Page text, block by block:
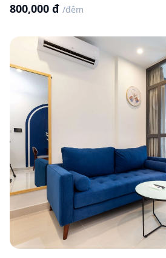
800,000 đ /đêm